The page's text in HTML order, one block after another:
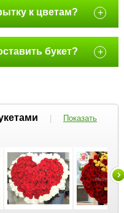
к цветам? +
букет? +
|
Показать